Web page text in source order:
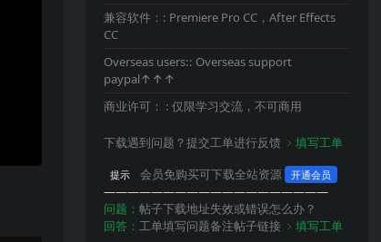
兼容软件：: Premiere Pro CC，After Effects
CC
Overseas users:: Overseas support
paypal↑↑↑
商业许可： : 仅限学习交流，不可商用
下载遇到问题？提交工单进行反馈 ﹥填写工单
提示 会员免购买可下载全站资源 开通会员
———————————————————
问题： 帖子下载地址失效或错误怎么办？
回答： 工单填写问题备注帖子链接 ﹥填写工单